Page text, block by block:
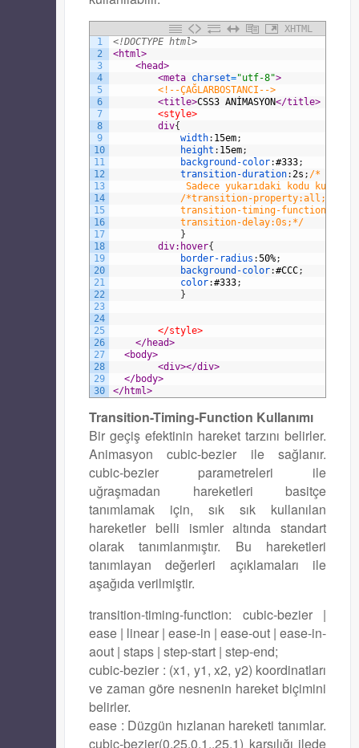
XHTML
1
2
3
4
5
6
7
8
9
10
11
12
13
14
15
16
17
18
19
20
21
22
23
24
25
26
27
28
29
30
<!DOCTYPE html>
<html>
<head>
<meta charset="utf-8">
<!--ÇAĞLARBOSTANCI-->
<title>CSS3 ANİMASYON</title>
<style>
div{
width: 15em;
height : 15em;
background-color:#333;
transition-duration:2s ; /*
Sadece yukarıdaki kodu
/*transition-property:all;
			transition-timing-function:ease;
			transition-delay:0s;*/
}
div:hover{
border-radius :50%;
background-color:#CCC;
color:#333;
}
</style>
</head>
<body>
<div></div>
</body>
</html>
Transition-Timing-Function Kullanımı
Bir geçiş efektinin hareket tarzını belirler.
Animasyon cubic-bezier ile sağlanır.
cubic-bezier parametreleri ile
uğraşmadan hareketleri basitçe
tanımlamak için, sık sık kullanılan
hareketler belli ismler altında standart
olarak tanımlanmıştır. Bu hareketleri
tanımlayan değerleri açıklamaları ile
aşağıda verilmiştir.
transition-timing-function: cubic-bezier |
ease | linear | ease-in | ease-out | ease-in-
aout | staps | step-start | step-end;
cubic-bezier : (x1, y1, x2, y2) koordinatları
ve zaman göre nesnenin hareket biçimini
belirler.
ease : Düzgün hızlanan hareketi tanımlar.
cubic-bezier(0.25,0.1,.25,1) karşılığı ilede